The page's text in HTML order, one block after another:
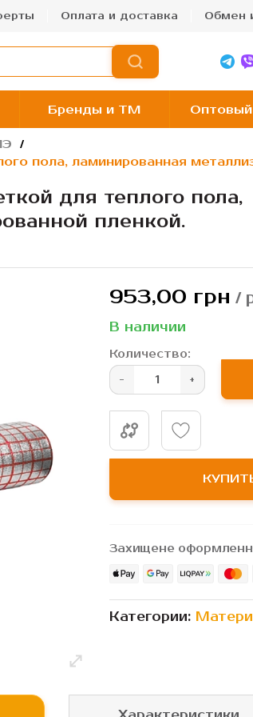
Оплата и доставка Обмен
Бренды и TM
пола, ламинированная
для теплого пола,
пленкой.
953,00 грн /
В наличии
Количество:
Захищене
Категории: